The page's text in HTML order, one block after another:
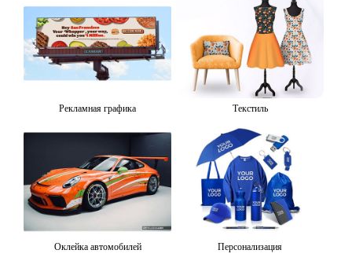
Рекламная графика Текстиль
Оклейка автомобилей Персонализация